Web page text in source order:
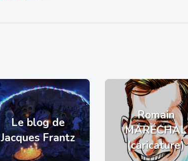
Le blog de
Jacques Frantz
Romain
MARÉCHAL
(caricature)